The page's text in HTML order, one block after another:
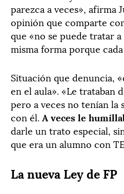
parezca a veces», afirma
opinión que comparte
que «no se puede tratar
misma forma porque
Situación que denuncia,
en el aula». «Le trataban
pero a veces no tenían la
con él. A veces le
darle un trato especial,
que era un alumno con
La nueva Ley de FP